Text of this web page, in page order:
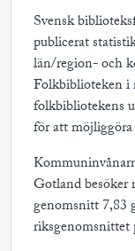
Svensk
publicerat
län/region- och
Folkbiblioteken i
folkbibliotekens
för att
Gotland besöker
genomsnitt 7,83
riksgenomsnittet